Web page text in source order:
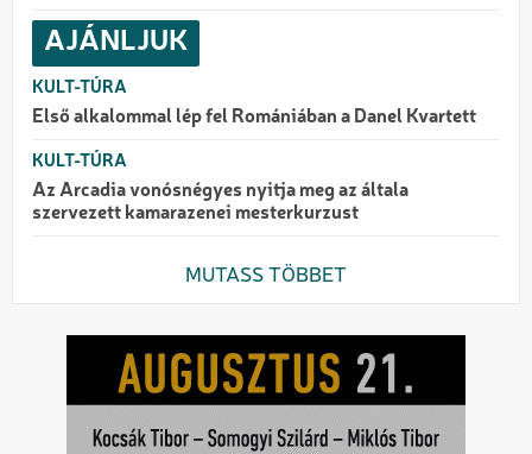
AJÁNLJUK
KULT-TÚRA
Első alkalommal lép fel Romániában a Danel Kvartett
KULT-TÚRA
Az Arcadia vonósnégyes nyitja meg az általa
szervezett kamarazenei mesterkurzust
MUTASS TÖBBET